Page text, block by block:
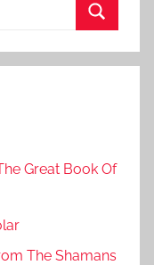
Great Book Of
The Shamans